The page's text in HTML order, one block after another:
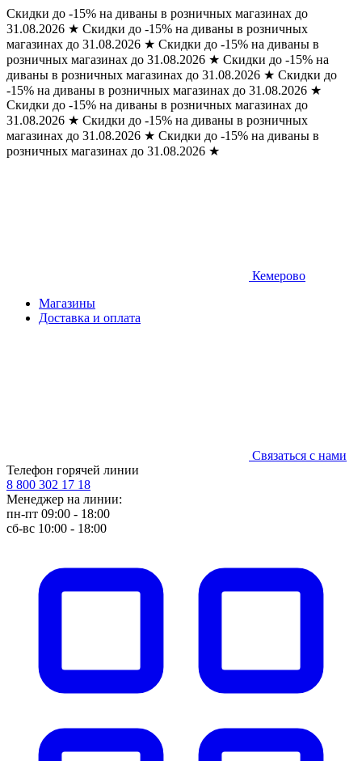
Скидки до -15% на диваны в розничных магазинах до
31.08.2026 ★ Скидки до -15% на диваны в розничных
магазинах до 31.08.2026 ★ Скидки до -15% на диваны в
розничных магазинах до 31.08.2026 ★ Скидки до -15% на
диваны в розничных магазинах до 31.08.2026 ★ Скидки до
-15% на диваны в розничных магазинах до 31.08.2026 ★
Скидки до -15% на диваны в розничных магазинах до
31.08.2026 ★ Скидки до -15% на диваны в розничных
магазинах до 31.08.2026 ★ Скидки до -15% на диваны в
розничных магазинах до 31.08.2026 ★
Кемерово
Магазины
Доставка и оплата
Связаться с нами
Телефон горячей линии
8 800 302 17 18
Менеджер на линии:
пн-пт 09:00 - 18:00
сб-вс 10:00 - 18:00